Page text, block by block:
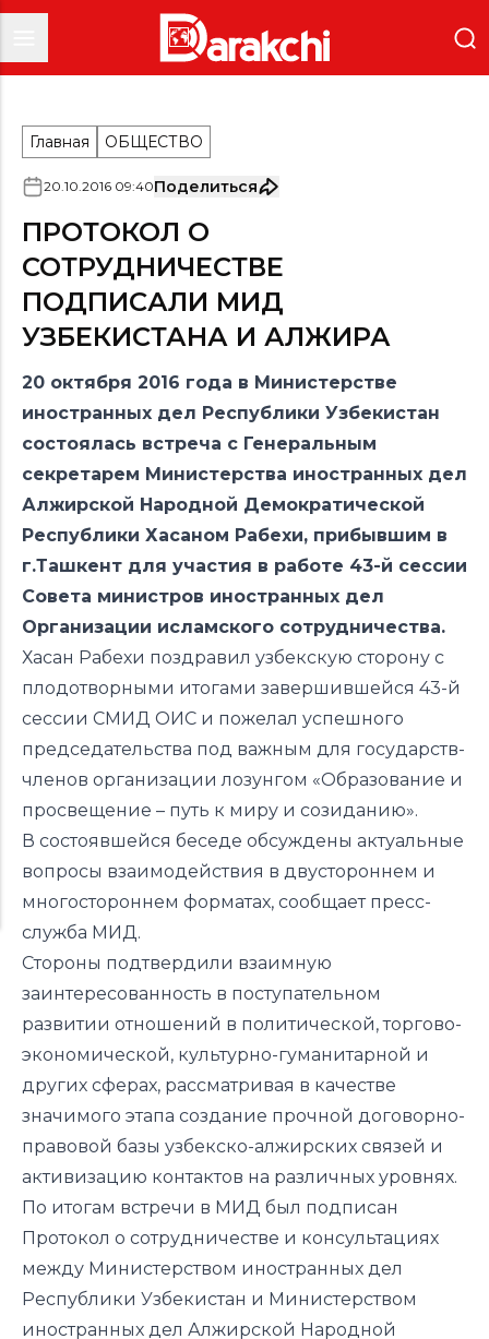
Главная ОБЩЕСТВО
20.10.2016 09:40Поделиться
ПРОТОКОЛ О
СОТРУДНИЧЕСТВЕ
ПОДПИСАЛИ МИД
УЗБЕКИСТАНА И АЛЖИРА
20 октября 2016 года в Министерстве
иностранных дел Республики Узбекистан
состоялась встреча с Генеральным
секретарем Министерства иностранных дел
Алжирской Народной Демократической
Республики Хасаном Рабехи, прибывшим в
г.Ташкент для участия в работе 43-й сессии
Совета министров иностранных дел
Организации исламского сотрудничества.
Хасан Рабехи поздравил узбекскую сторону с
плодотворными итогами завершившейся 43-й
сессии СМИД ОИС и пожелал успешного
председательства под важным для государств-
членов организации лозунгом «Образование и
просвещение – путь к миру и созиданию».
В состоявшейся беседе обсуждены актуальные
вопросы взаимодействия в двустороннем и
многостороннем форматах, сообщает пресс-
служба МИД.
Стороны подтвердили взаимную
заинтересованность в поступательном
развитии отношений в политической, торгово-
экономической, культурно-гуманитарной и
других сферах, рассматривая в качестве
значимого этапа создание прочной договорно-
правовой базы узбекско-алжирских связей и
активизацию контактов на различных уровнях.
По итогам встречи в МИД был подписан
Протокол о сотрудничестве и консультациях
между Министерством иностранных дел
Республики Узбекистан и Министерством
иностранных дел Алжирской Народной